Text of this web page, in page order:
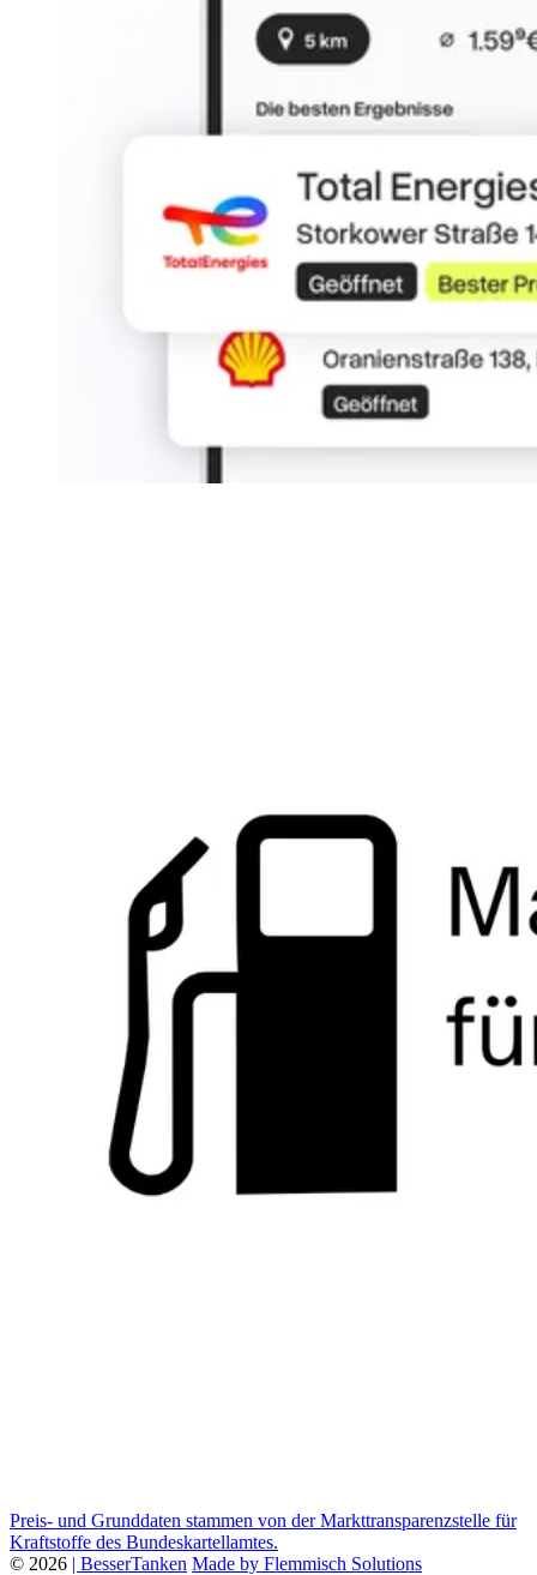
Preis- und Grunddaten stammen von der Markttransparenzstelle für
Kraftstoffe des Bundeskartellamtes.
© 2026 | BesserTanken Made by Flemmisch Solutions